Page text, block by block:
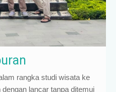
rangka studi wisata ke
lancar tanpa ditemui